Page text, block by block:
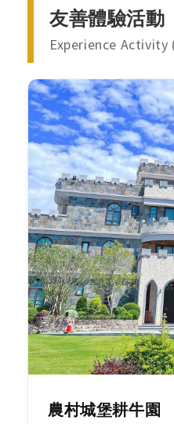
友善體驗活動
Experience Activity
農村城堡耕牛園